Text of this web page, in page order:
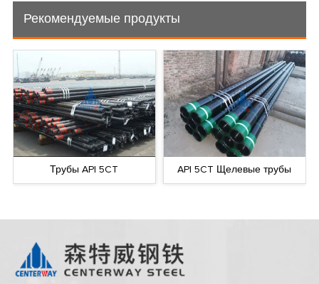
Рекомендуемые продукты
API 5CT Щелевые трубы Комплектующие для OCTG